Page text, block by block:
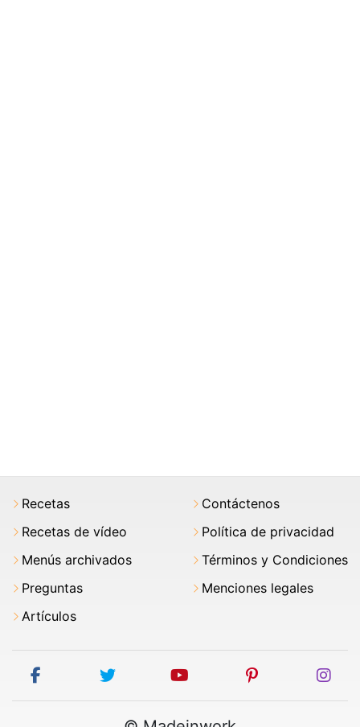
Recetas
Recetas de vídeo
Menús archivados
Preguntas
Artículos
Contáctenos
Política de privacidad
Términos y Condiciones
Menciones legales
facebook twitter youtube pinterest